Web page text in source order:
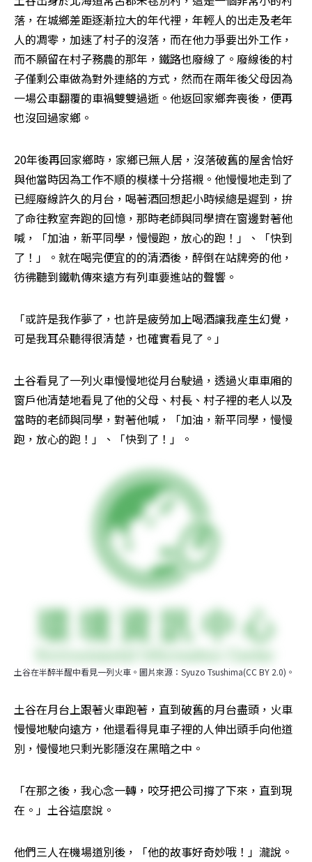
落，在城鄉差距逐漸拉大的年代裡，年輕人的出走及老年
人的凋零，加速了村子的沒落，而在他力爭要出外工作，
而不願留在村子務農的那年，鐵路也廢線了。廢線後的村
子僅剩公車做為對外連絡的方式，然而在兩年後父母因為
一場公車翻覆的車禍雙雙過逝。他返回家鄉奔喪後，便再
也沒回過家鄉。
20年後再回家鄉時，家鄉已無人居，沒落破舊的屋舍恰好
與他當時因為工作不順的模樣十分搭襯。他慢慢地走到了
已經廢線許久的月台，喝著酒回想起小時候總是遲到，拚
了命往教室奔跑的回憶，那時老師與同學擠在窗邊對著他
喊，「加油，新平同學，慢慢跑，放心的跑！」、「快到
了！」。就在喝完便宜的的清酒後，醉倒在站牌旁的他，
彷彿聽到鐵軌傳來遠方有列車要進站的聲響。
「或許是我作夢了，也許是疲勞加上喝酒讓我產生幻覺，
可是我耳朵聽得很清楚，也確實看見了。」
土谷看見了一列火車慢慢地從月台駛過，透過火車車廂的
窗戶他清楚地看見了他的父母、村長、村子裡的老人以及
當時的老師與同學，對著他喊，「加油，新平同學，慢慢
跑，放心的跑！」、「快到了！」。
土谷在半醉半醒中看見一列火車。圖片來源：Syuzo Tsushima(CC BY 2.0)。
土谷在月台上跟著火車跑著，直到破舊的月台盡頭，火車
慢慢地駛向遠方，他還看得見車子裡的人伸出頭手向他道
別，慢慢地只剩光影隱沒在黑暗之中。
「在那之後，我心念一轉，咬牙把公司撐了下來，直到現
在。」土谷這麼說。
他們三人在機場道別後，「他的故事好奇妙哦！」瀧說。